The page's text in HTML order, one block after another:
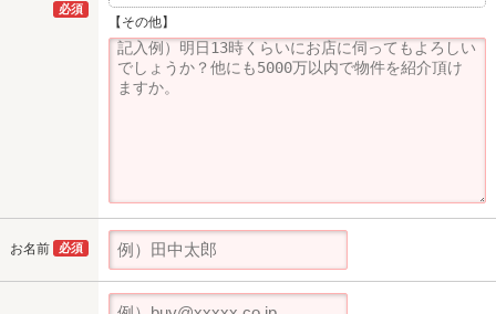
必須
【その他】
お名前 必須